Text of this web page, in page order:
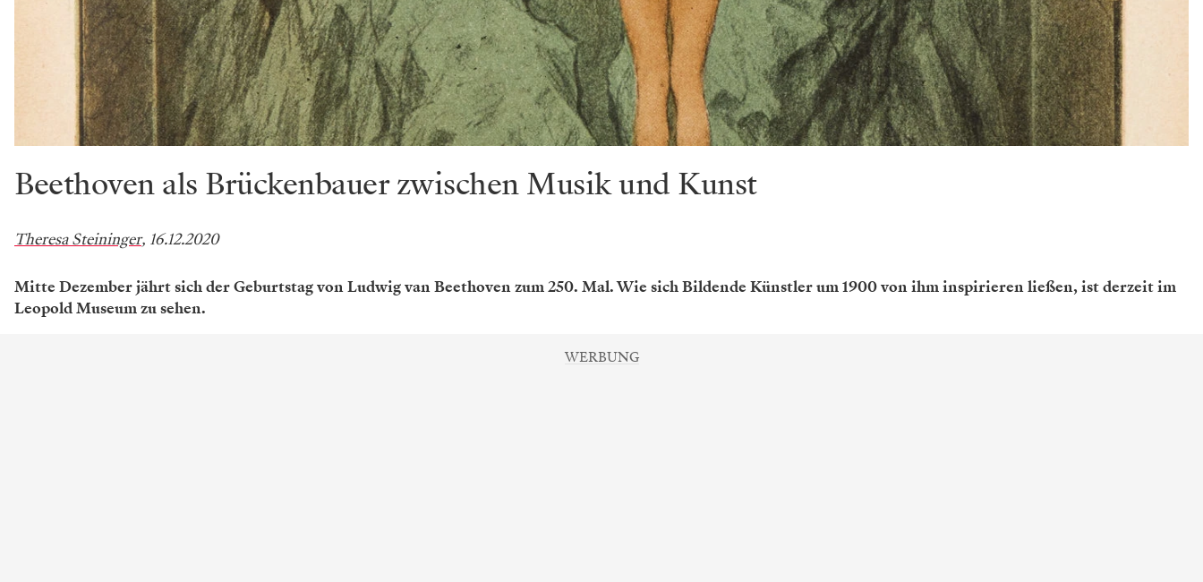
Beethoven als Brückenbauer zwischen Musik und Kunst
Theresa Steininger, 16.12.2020
Mitte Dezember jährt sich der Geburtstag von Ludwig van Beethoven zum 250. Mal. Wie sich Bildende Künstler um 1900 von ihm inspirieren ließen, ist derzeit im
Leopold Museum zu sehen.
WERBUNG